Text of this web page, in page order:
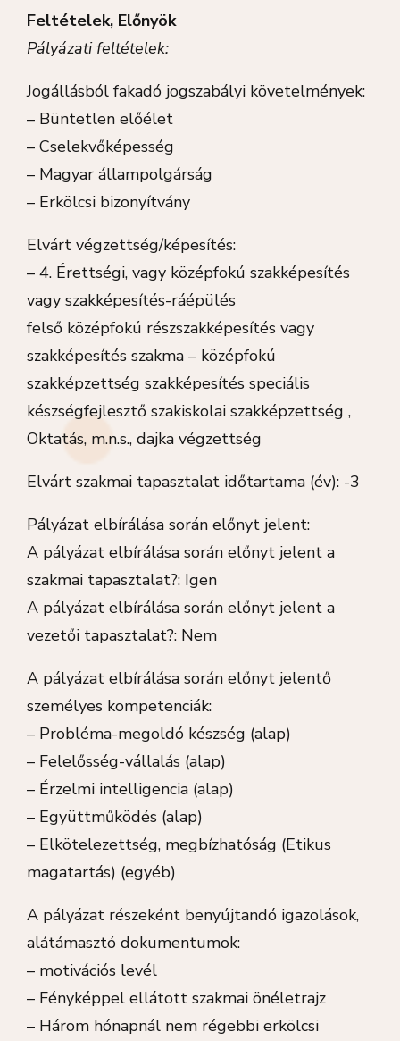
Feltételek, Előnyök
Pályázati feltételek:
Jogállásból fakadó jogszabályi követelmények:
– Büntetlen előélet
– Cselekvőképesség
– Magyar állampolgárság
– Erkölcsi bizonyítvány
Elvárt végzettség/képesítés:
– 4. Érettségi, vagy középfokú szakképesítés
vagy szakképesítés-ráépülés
felső középfokú részszakképesítés vagy
szakképesítés szakma – középfokú
szakképzettség szakképesítés speciális
készségfejlesztő szakiskolai szakképzettség ,
Oktatás, m.n.s., dajka végzettség
Elvárt szakmai tapasztalat időtartama (év): -3
Pályázat elbírálása során előnyt jelent:
A pályázat elbírálása során előnyt jelent a
szakmai tapasztalat?: Igen
A pályázat elbírálása során előnyt jelent a
vezetői tapasztalat?: Nem
A pályázat elbírálása során előnyt jelentő
személyes kompetenciák:
– Probléma-megoldó készség (alap)
– Felelősség-vállalás (alap)
– Érzelmi intelligencia (alap)
– Együttműködés (alap)
– Elkötelezettség, megbízhatóság (Etikus
magatartás) (egyéb)
A pályázat részeként benyújtandó igazolások,
alátámasztó dokumentumok:
– motivációs levél
– Fényképpel ellátott szakmai önéletrajz
– Három hónapnál nem régebbi erkölcsi